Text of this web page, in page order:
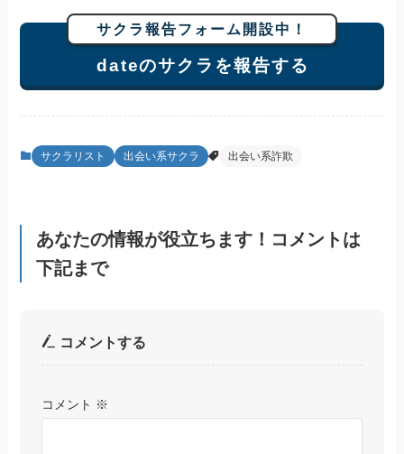
サクラ報告フォーム開設中！
dateのサクラを報告する
サクラリスト 出会い系サクラ 出会い系詐欺
あなたの情報が役立ちます！コメントは
下記まで
コメントする
コメント ※